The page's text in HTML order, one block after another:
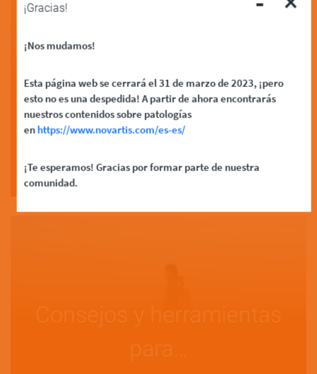
¿El asma se puede
prevenir?
Read More
Consejos y herramientas
para…
¡Gracias!
¡Nos mudamos!
Esta página web se cerrará el 31 de marzo de 2023, ¡pero
esto no es una despedida! A partir de ahora encontrarás
nuestros contenidos sobre patologías
enhttps://www.novartis.com/es-es/
¡Te esperamos! Gracias por formar parte de nuestra
comunidad.